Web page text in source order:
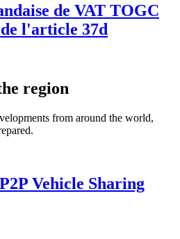
de VAT TOGC
l'article 37d
region
from around the world,
Vehicle Sharing